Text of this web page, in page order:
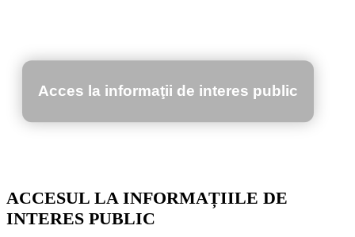
Acces la informaţii de interes public
ACCESUL LA INFORMAȚIILE DE
INTERES PUBLIC